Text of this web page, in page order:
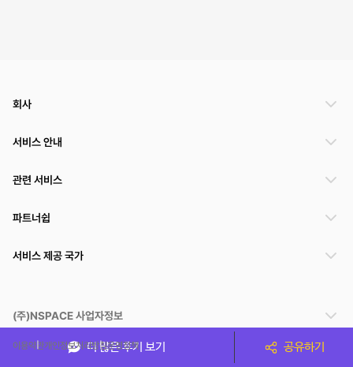
더 많은 후기 보기 공유하기
회사
서비스 안내
관련 서비스
파트너쉽
서비스 제공 국가
(주)NSPACE 사업자정보
이용약관개인정보처리방침운영정책
스페이스클라우드는 통신판매중개자이며 통신판매의 당사자가 아닙니다. 따라서 스페이스클